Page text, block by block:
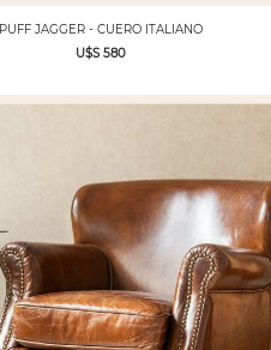
PUFF JAGGER - CUERO ITALIANO
U$S 580